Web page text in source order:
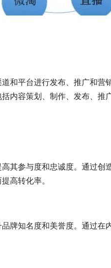
和平台进行发布、推广和
内容策划、制作、发布、推
其参与度和忠诚度。通过
高转化率。
牌知名度和美誉度。通过在